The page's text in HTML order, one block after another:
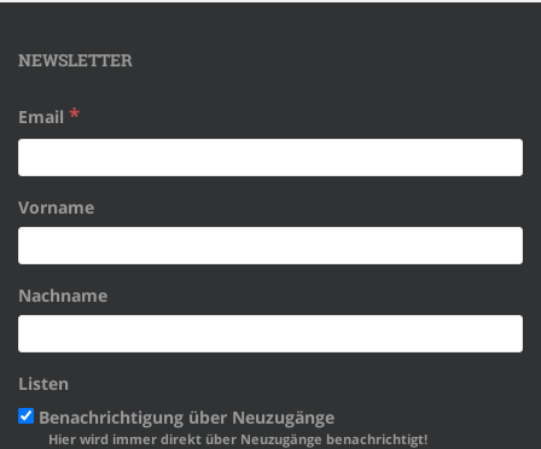
NEWSLETTER
Email *
Vorname
Nachname
Listen
Benachrichtigung über Neuzugänge
Hier wird immer direkt über Neuzugänge benachrichtigt!